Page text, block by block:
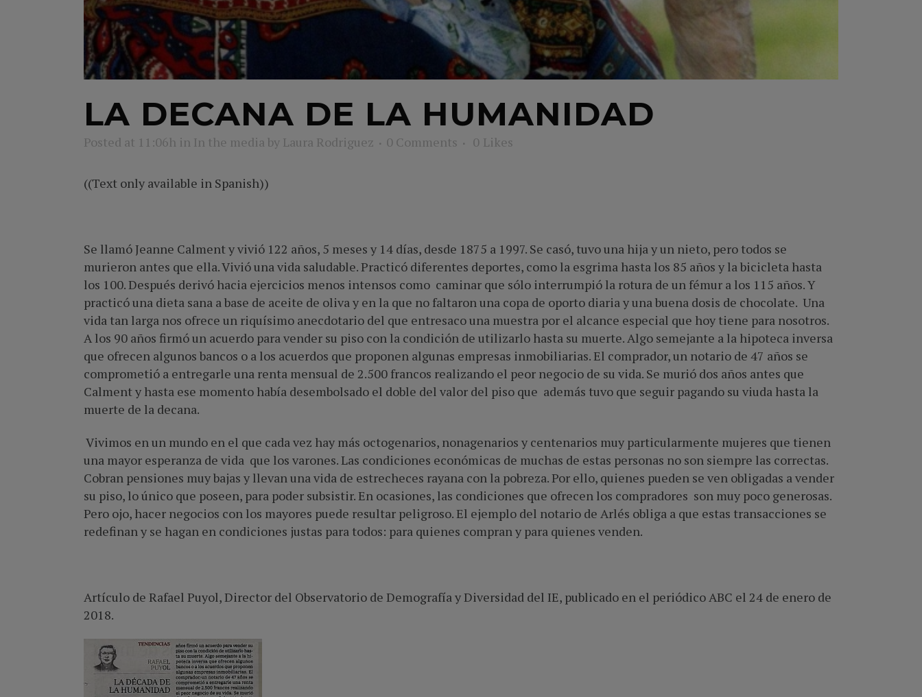
LA DECANA DE LA HUMANIDAD
Posted at 11:06h in In the media by Laura Rodriguez 0 Comments 0 Likes
((Text only available in Spanish))
Se llamó Jeanne Calment y vivió 122 años, 5 meses y 14 días, desde 1875 a 1997. Se casó, tuvo una hija y un nieto, pero todos se
murieron antes que ella. Vivió una vida saludable. Practicó diferentes deportes, como la esgrima hasta los 85 años y la bicicleta hasta
los 100. Después derivó hacia ejercicios menos intensos como caminar que sólo interrumpió la rotura de un fémur a los 115 años. Y
practicó una dieta sana a base de aceite de oliva y en la que no faltaron una copa de oporto diaria y una buena dosis de chocolate. Una
vida tan larga nos ofrece un riquísimo anecdotario del que entresaco una muestra por el alcance especial que hoy tiene para nosotros.
A los 90 años firmó un acuerdo para vender su piso con la condición de utilizarlo hasta su muerte. Algo semejante a la hipoteca inversa
que ofrecen algunos bancos o a los acuerdos que proponen algunas empresas inmobiliarias. El comprador, un notario de 47 años se
comprometió a entregarle una renta mensual de 2.500 francos realizando el peor negocio de su vida. Se murió dos años antes que
Calment y hasta ese momento había desembolsado el doble del valor del piso que además tuvo que seguir pagando su viuda hasta la
muerte de la decana.
Vivimos en un mundo en el que cada vez hay más octogenarios, nonagenarios y centenarios muy particularmente mujeres que tienen
una mayor esperanza de vida que los varones. Las condiciones económicas de muchas de estas personas no son siempre las correctas.
Cobran pensiones muy bajas y llevan una vida de estrecheces rayana con la pobreza. Por ello, quienes pueden se ven obligadas a vender
su piso, lo único que poseen, para poder subsistir. En ocasiones, las condiciones que ofrecen los compradores son muy poco generosas.
Pero ojo, hacer negocios con los mayores puede resultar peligroso. El ejemplo del notario de Arlés obliga a que estas transacciones se
redefinan y se hagan en condiciones justas para todos: para quienes compran y para quienes venden.
Artículo de Rafael Puyol, Director del Observatorio de Demografía y Diversidad del IE, publicado en el periódico ABC el 24 de enero de
2018.